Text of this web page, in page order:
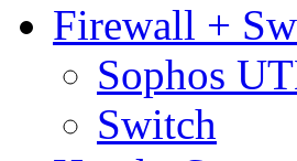
Firewall +
Sophos
Switch